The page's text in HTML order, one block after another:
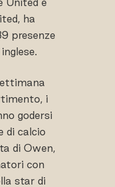
ha
presenze
i
godersi
di calcio
di Owen,
con
star di